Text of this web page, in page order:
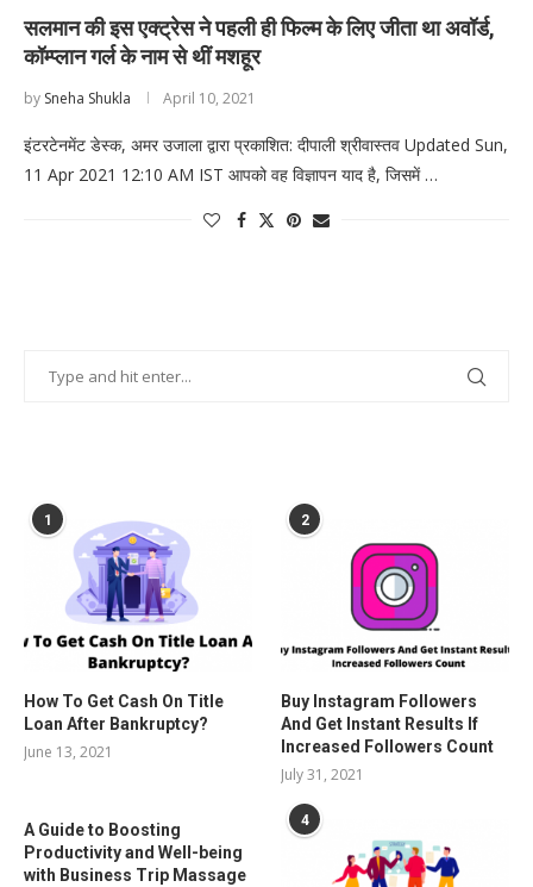
सलमान की इस एक्ट्रेस ने पहली ही फिल्म के लिए जीता था अवॉर्ड,
कॉम्प्लान गर्ल के नाम से थीं मशहूर
by Sneha Shukla April 10, 2021
इंटरटेनमेंट डेस्क, अमर उजाला द्वारा प्रकाशित: दीपाली श्रीवास्तव Updated Sun,
11 Apr 2021 12:10 AM IST आपको वह विज्ञापन याद है, जिसमें …
1
How To Get Cash On Title
Loan After Bankruptcy?
June 13, 2021
2
Buy Instagram Followers
And Get Instant Results If
Increased Followers Count
July 31, 2021
A Guide to Boosting
Productivity and Well-being
with Business Trip Massage
4